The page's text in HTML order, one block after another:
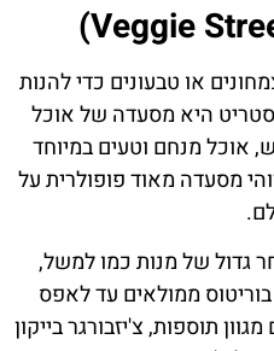
או טבעונים כדי להנות
סטריט היא מסעדה של אוכל
אוכל מנחם וטעים במיוחד
מסעדה מאוד פופולרית על
גדול של מנות כמו למשל,
בוריטוס ממולאים עד לאפס
תוספות, צ'יזבורגר בייקון